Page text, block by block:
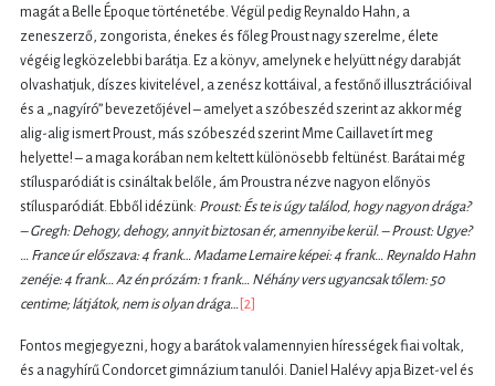
magát a Belle Époque történetébe. Végül pedig Reynaldo Hahn, a
zeneszerző, zongorista, énekes és főleg Proust nagy szerelme, élete
végéig legközelebbi barátja. Ez a könyv, amelynek e helyütt négy darabját
olvashatjuk, díszes kivitelével, a zenész kottáival, a festőnő illusztrációival
és a „nagyíró” bevezetőjével – amelyet a szóbeszéd szerint az akkor még
alig-alig ismert Proust, más szóbeszéd szerint Mme Caillavet írt meg
helyette! – a maga korában nem keltett különösebb feltünést. Barátai még
stílusparódiát is csináltak belőle, ám Proustra nézve nagyon előnyös
stílusparódiát. Ebből idézünk: Proust: És te is úgy találod, hogy nagyon drága?
– Gregh: Dehogy, dehogy, annyit biztosan ér, amennyibe kerül. – Proust: Ugye?
… France úr előszava: 4 frank… Madame Lemaire képei: 4 frank… Reynaldo Hahn
zenéje: 4 frank… Az én prózám: 1 frank… Néhány vers ugyancsak tőlem: 50
centime; látjátok, nem is olyan drága… [2]
Fontos megjegyezni, hogy a barátok valamennyien hírességek fiai voltak,
és a nagyhírű Condorcet gimnázium tanulói. Daniel Halévy apja Bizet-vel és